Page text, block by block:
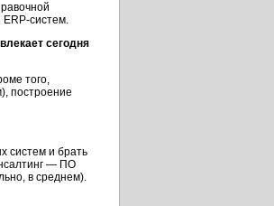
систем.
сегодня
того,
построение
систем и брать
— ПО
в среднем).